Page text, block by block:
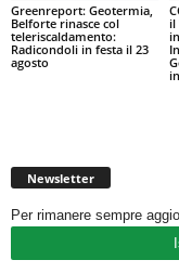
Greenreport: Geotermia,
Belforte rinasce col
teleriscaldamento:
Radicondoli in festa il 23
agosto
il
Newsletter
Per rimanere sempre